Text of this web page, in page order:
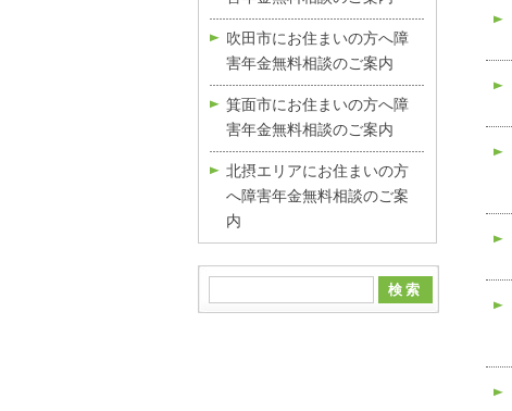
吹田市にお住まいの方へ障
害年金無料相談のご案内
箕面市にお住まいの方へ障
害年金無料相談のご案内
北摂エリアにお住まいの方
へ障害年金無料相談のご案
内